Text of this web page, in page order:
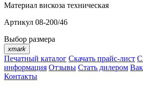
Материал вискоза техническая
Артикул 08-200/46
Выбор размера
xmark
Печатный каталог Скачать прайс-лист
информация Отзывы Стать дилером
Контакты